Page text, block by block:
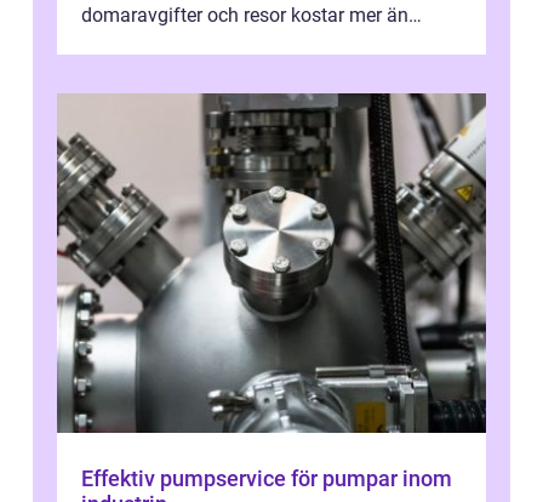
domaravgifter och resor kostar mer än
Effektiv pumpservice för pumpar inom